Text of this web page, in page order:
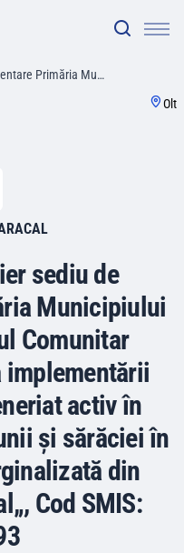
Primăria Mu…
Olt
sediu de
Municipiului
Comunitar
implementării
activ în
și sărăciei în
din
Cod SMIS: